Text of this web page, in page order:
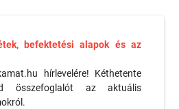
befektetési alapok és az
hírlevelére! Kéthetente
összefoglalót az aktuális